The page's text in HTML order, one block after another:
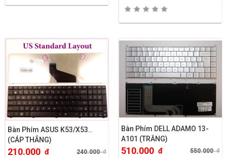
Bàn Phím ASUS K53/X53..
(CÁP THẲNG)
210.000 đ 240.000đ
Bàn Phím DELL ADAMO 13-
A101 (TRẮNG)
510.000 đ 550.000đ